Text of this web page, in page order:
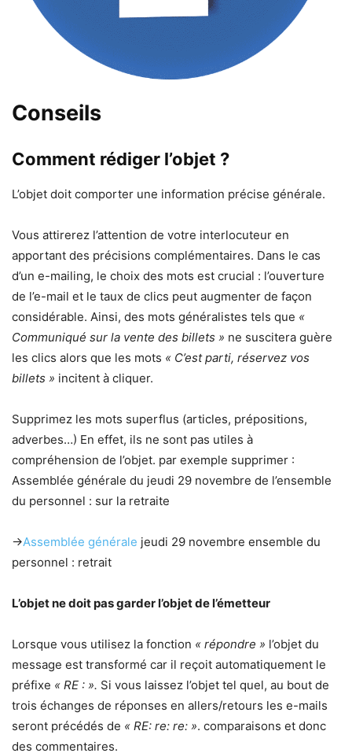
Conseils
Comment rédiger l’objet ?
L’objet doit comporter une information précise générale.
Vous attirerez l’attention de votre interlocuteur en
apportant des précisions complémentaires. Dans le cas
d’un e-mailing, le choix des mots est crucial : l’ouverture
de l’e-mail et le taux de clics peut augmenter de façon
considérable. Ainsi, des mots généralistes tels que «
Communiqué sur la vente des billets » ne suscitera guère
les clics alors que les mots « C’est parti, réservez vos
billets » incitent à cliquer.
Supprimez les mots superflus (articles, prépositions,
adverbes…) En effet, ils ne sont pas utiles à
compréhension de l’objet. par exemple supprimer :
Assemblée générale du jeudi 29 novembre de l’ensemble
du personnel : sur la retraite
->Assemblée générale jeudi 29 novembre ensemble du
personnel : retrait
L’objet ne doit pas garder l’objet de l’émetteur
Lorsque vous utilisez la fonction « répondre » l’objet du
message est transformé car il reçoit automatiquement le
préfixe « RE : ». Si vous laissez l’objet tel quel, au bout de
trois échanges de réponses en allers/retours les e-mails
seront précédés de « RE: re: re: ». comparaisons et donc
des commentaires.